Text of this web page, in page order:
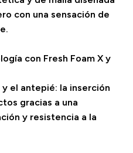
con una sensación de
con Fresh Foam X y
y el antepié: la inserción
gracias a una
y resistencia a la